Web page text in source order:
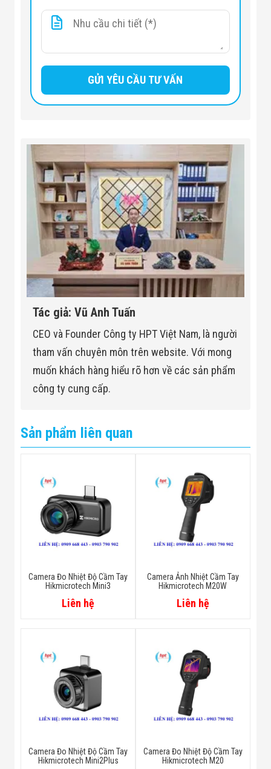
Tác giả: Vũ Anh Tuấn
CEO và Founder Công ty HPT Việt Nam, là người
tham vấn chuyên môn trên website. Với mong
muốn khách hàng hiểu rõ hơn về các sản phẩm
công ty cung cấp.
Sản phẩm liên quan
Camera Đo Nhiệt Độ Cầm Tay
Hikmicrotech Mini3
Liên hệ
Camera Ảnh Nhiệt Cầm Tay
Hikmicrotech M20W
Liên hệ
Camera Đo Nhiệt Độ Cầm Tay
Hikmicrotech Mini2Plus
Camera Đo Nhiệt Độ Cầm Tay
Hikmicrotech M20